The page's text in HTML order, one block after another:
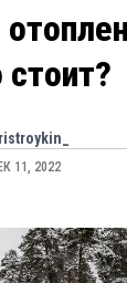
стоит?
11, 2022